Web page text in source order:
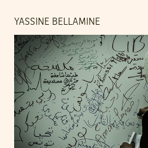
YASSINE BELLAMINE